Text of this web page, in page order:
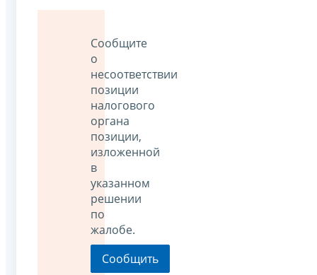
Сообщите
о
несоответствии
позиции
налогового
органа
позиции,
изложенной
в
указанном
решении
по
жалобе.